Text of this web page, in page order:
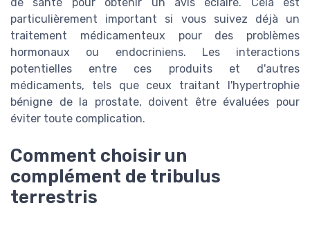
particulièrement important si vous suivez déjà un
traitement médicamenteux pour des problèmes
hormonaux ou endocriniens. Les interactions
potentielles entre ces produits et d'autres
médicaments, tels que ceux traitant l'hypertrophie
bénigne de la prostate, doivent être évaluées pour
éviter toute complication.
Comment choisir un
complément de tribulus
terrestris